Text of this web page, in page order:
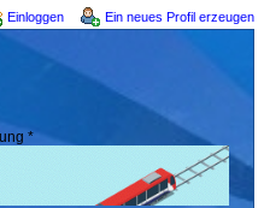
Einloggen Ein neues Profil erzeugen
*